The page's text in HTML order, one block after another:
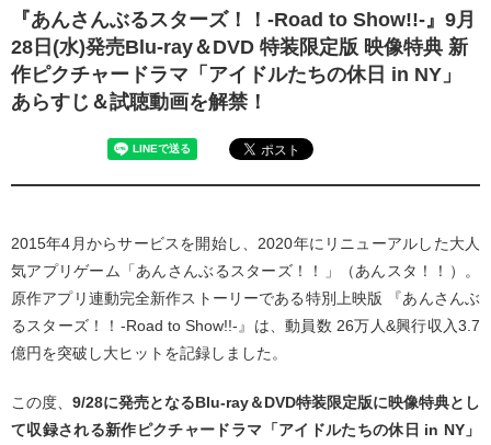
『あんさんぶるスターズ！！-Road to Show!!-』9月
28日(水)発売Blu-ray＆DVD 特装限定版 映像特典 新
作ピクチャードラマ「アイドルたちの休日 in NY」
あらすじ＆試聴動画を解禁！
2015年4月からサービスを開始し、2020年にリニューアルした大人
気アプリゲーム「あんさんぶるスターズ！！」（あんスタ！！）。
原作アプリ連動完全新作ストーリーである特別上映版 『あんさんぶ
るスターズ！！-Road to Show!!-』は、動員数 26万人&興行収入3.7
億円を突破し大ヒットを記録しました。
この度、 9/28に発売となるBlu-ray＆DVD特装限定版に映像特典とし
て収録される新作ピクチャードラマ「アイドルたちの休日 in NY」